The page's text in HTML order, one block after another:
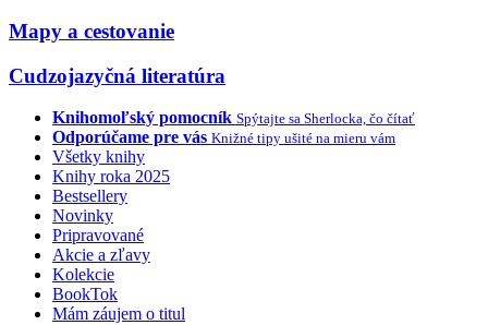
Mapy a cestovanie
Cudzojazyčná literatúra
Knihomoľský pomocník Spýtajte sa Sherlocka, čo čítať
Odporúčame pre vás Knižné tipy ušité na mieru vám
Všetky knihy
Knihy roka 2025
Bestsellery
Novinky
Pripravované
Akcie a zľavy
Kolekcie
BookTok
Mám záujem o titul